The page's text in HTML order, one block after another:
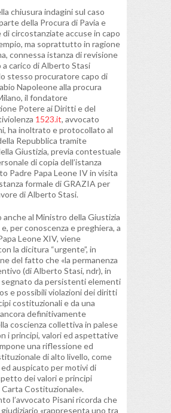
chiusura indagini sul caso
della Procura di Pavia e
di circostanziate accuse in capo
ma soprattutto in ragione
connessa istanza di revisione
a carico di Alberto Stasi
stesso procuratore capo di
Napoleone alla procura
il fondatore
Potere ai Diritti e del
1523.it, avvocato
ha inoltrato e protocollato al
Repubblica tramite
Giustizia, previa contestuale
di copia dell’istanza
Padre Papa Leone IV in visita
formale di GRAZIA per
di Alberto Stasi.
anche al Ministro della Giustizia
per conoscenza e preghiera, a
Leone XIV, viene
la dicitura “urgente”, in
del fatto che «la permanenza
(di Alberto Stasi, ndr), in
da persistenti elementi
e possibili violazioni dei diritti
costituzionali e da una
definitivamente
coscienza collettiva in palese
i principi, valori ed aspettative
una riflessione ed
di alto livello, come
auspicato per motivi di
dei valori e principi
Costituzionale».
l’avvocato Pisani ricorda che
«rappresenta uno tra